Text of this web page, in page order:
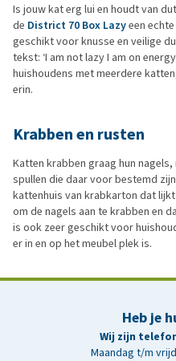
Is jouw kat erg lui en houdt van
de District 70 Box Lazyeen
geschikt voor knusse en veilige
tekst: ‘I am not lazy I am on
huishoudens met meerdere
erin.
Krabben en rusten
Katten krabben graag hun
spullen die daar voor bestemd
kattenhuis van krabkarton dat
om de nagels aan te krabben en
is ook zeer geschikt voor
er in en op het meubel plek is.
Heb je
Wij zijn
Maandag t/m